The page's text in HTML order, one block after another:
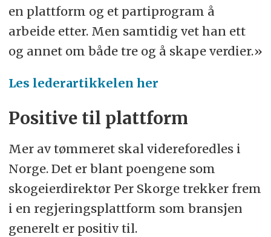
en plattform og et partiprogram å
arbeide etter. Men samtidig vet han ett
og annet om både tre og å skape verdier.»
Les lederartikkelen her
Positive til plattform
Mer av tømmeret skal videreforedles i
Norge. Det er blant poengene som
skogeierdirektør Per Skorge trekker frem
i en regjeringsplattform som bransjen
generelt er positiv til.